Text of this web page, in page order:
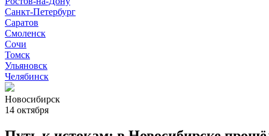
Санкт-Петербург
Саратов
Смоленск
Сочи
Томск
Ульяновск
Челябинск
Новосибирск
14 октября